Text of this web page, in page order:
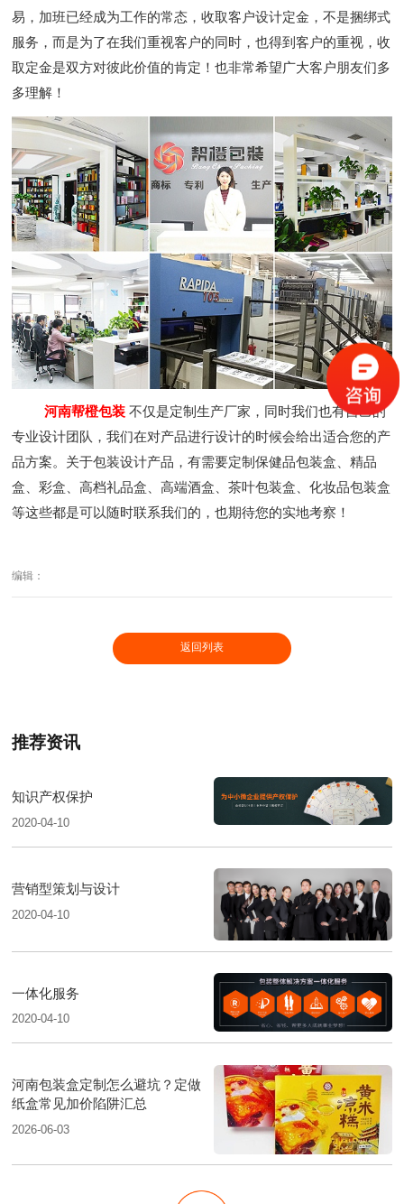
易，加班已经成为工作的常态，收取客户设计定金，不是捆绑式
服务，而是为了在我们重视客户的同时，也得到客户的重视，收
取定金是双方对彼此价值的肯定！也非常希望广大客户朋友们多
多理解！
河南帮橙包装 不仅是定制生产厂家，同时我们也有自己的
专业设计团队，我们在对产品进行设计的时候会给出适合您的产
品方案。关于包装设计产品，有需要定制保健品包装盒、精品
盒、彩盒、高档礼品盒、高端酒盒、茶叶包装盒、化妆品包装盒
等这些都是可以随时联系我们的，也期待您的实地考察！
编辑：
返回列表
推荐资讯
知识产权保护
2020-04-10
营销型策划与设计
2020-04-10
一体化服务
2020-04-10
河南包装盒定制怎么避坑？定做
纸盒常见加价陷阱汇总
2026-06-03